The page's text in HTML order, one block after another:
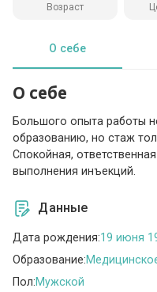
Возраст
О себе
О себе
Большого опыта работы
образованию, но стаж
Спокойная,
выполнения инъекций.
Данные
Дата рождения:19 июня
Образование:
Пол:Мужской